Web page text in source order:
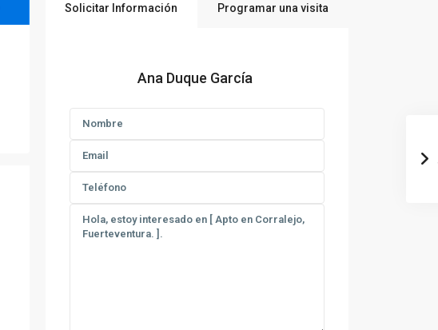
Solicitar Información Programar una visita
Ana Duque García